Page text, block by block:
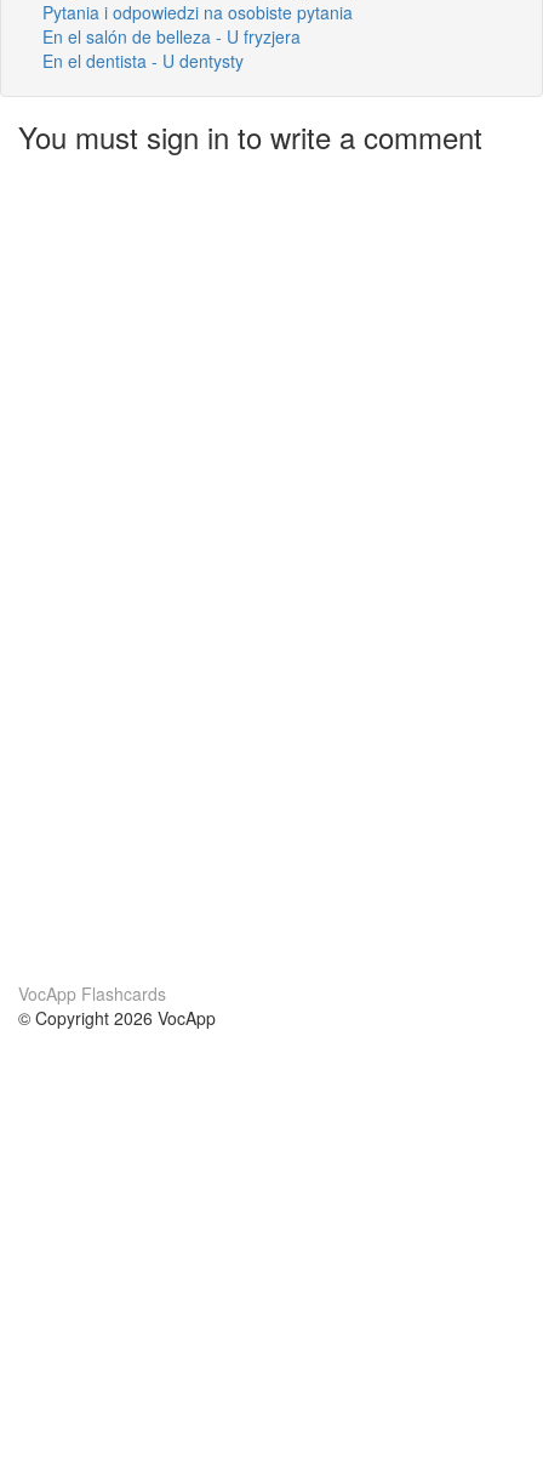
Pytania i odpowiedzi na osobiste pytania
En el salón de belleza - U fryzjera
En el dentista - U dentysty
You must sign in to write a comment
VocApp Flashcards
© Copyright 2026 VocApp